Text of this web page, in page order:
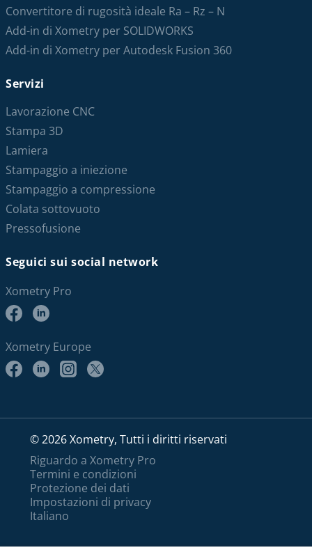
Convertitore di rugosità ideale Ra – Rz – N
Add-in di Xometry per SOLIDWORKS
Add-in di Xometry per Autodesk Fusion 360
Servizi
Lavorazione CNC
Stampa 3D
Lamiera
Stampaggio a iniezione
Stampaggio a compressione
Colata sottovuoto
Pressofusione
Seguici sui social network
Xometry Pro
Xometry Europe
© 2026 Xometry, Tutti i diritti riservati
Riguardo a Xometry Pro
Termini e condizioni
Protezione dei dati
Impostazioni di privacy
Italiano